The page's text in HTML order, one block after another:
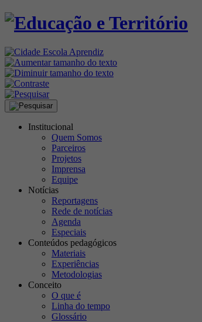
Institucional
Quem Somos
Parceiros
Projetos
Imprensa
Equipe
Notícias
Reportagens
Rede de notícias
Agenda
Especiais
Conteúdos pedagógicos
Materiais
Experiências
Metodologias
Conceito
O que é
Linha do tempo
Glossário